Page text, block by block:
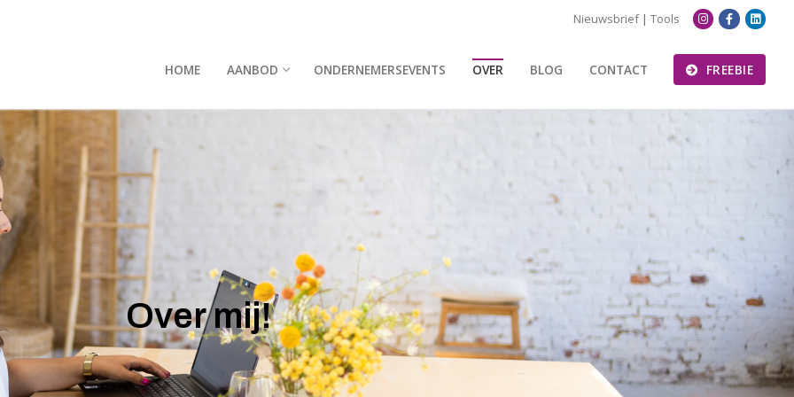
Nieuwsbrief| Tools
HOME AANBOD ONDERNEMERSEVENTS OVER BLOG CONTACT FREEBIE
Over mij!